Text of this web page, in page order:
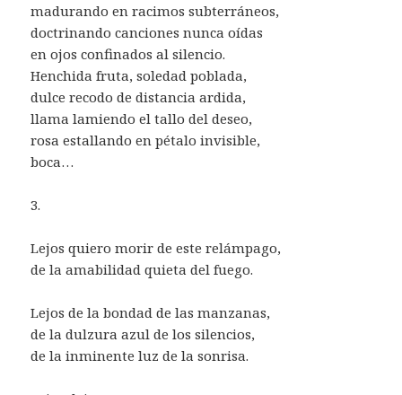
madurando en racimos subterráneos,
doctrinando canciones nunca oídas
en ojos confinados al silencio.
Henchida fruta, soledad poblada,
dulce recodo de distancia ardida,
llama lamiendo el tallo del deseo,
rosa estallando en pétalo invisible,
boca…
3.
Lejos quiero morir de este relámpago,
de la amabilidad quieta del fuego.
Lejos de la bondad de las manzanas,
de la dulzura azul de los silencios,
de la inminente luz de la sonrisa.